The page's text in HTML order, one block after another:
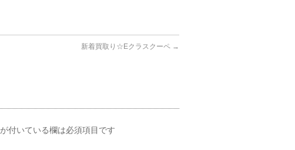
新着買取り☆Eクラスクーペ →
が付いている欄は必須項目です